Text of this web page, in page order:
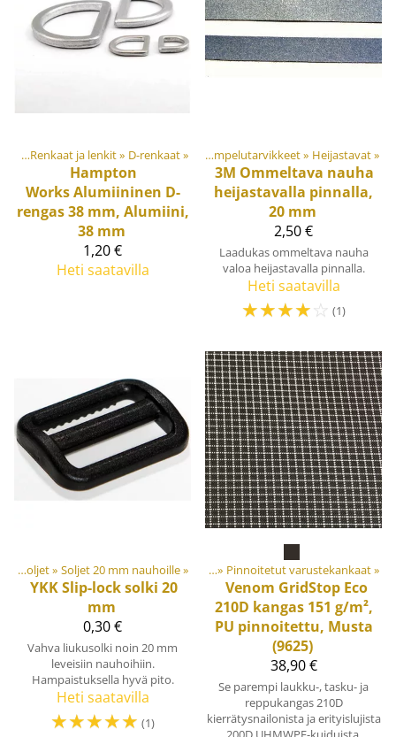
‪» Renkaat ja lenkit‪» D-renkaat‪»
Hampton
Works Alumiininen D-
rengas 38 mm, Alumiini,
38 mm
1,20 €
Heti saatavilla
Tuotteet‪»Materiaalit ja tarvikkeet Ompelutarvikkeet‪» Heijastavat‪»
3M Ommeltava nauha
heijastavalla pinnalla,
20 mm
2,50 €
Laadukas ommeltava nauha
valoa heijastavalla pinnalla.
Heti saatavilla
☆☆☆☆☆ (1)
Soljet ja säätösoljet‪» Soljet 20 mm nauhoille‪»
YKK Slip-lock solki 20
mm
0,30 €
Vahva liukusolki noin 20 mm
leveisiin nauhoihiin.
Hampaistuksella hyvä pito.
Heti saatavilla
☆☆☆☆☆ (1)
‪» Materiaalit ja tarvikkeet‪» Kankaat‪» Pinnoitetut varustekankaat‪»
Venom GridStop Eco
210D kangas 151 g/m²,
PU pinnoitettu, Musta
(9625)
38,90 €
Se parempi laukku-, tasku- ja
reppukangas 210D
kierrätysnailonista ja erityislujista